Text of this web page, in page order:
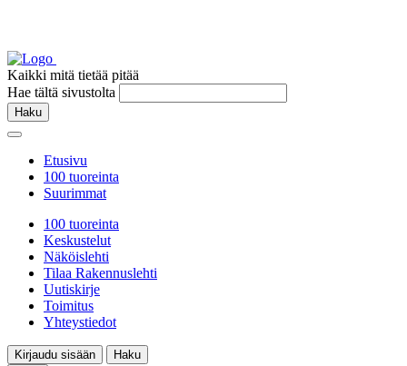
Kaikki mitä tietää pitää
Hae tältä sivustolta
Haku
Etusivu
100 tuoreinta
Suurimmat
100 tuoreinta
Keskustelut
Näköislehti
Tilaa Rakennuslehti
Uutiskirje
Toimitus
Yhteystiedot
Kirjaudu sisään
Haku